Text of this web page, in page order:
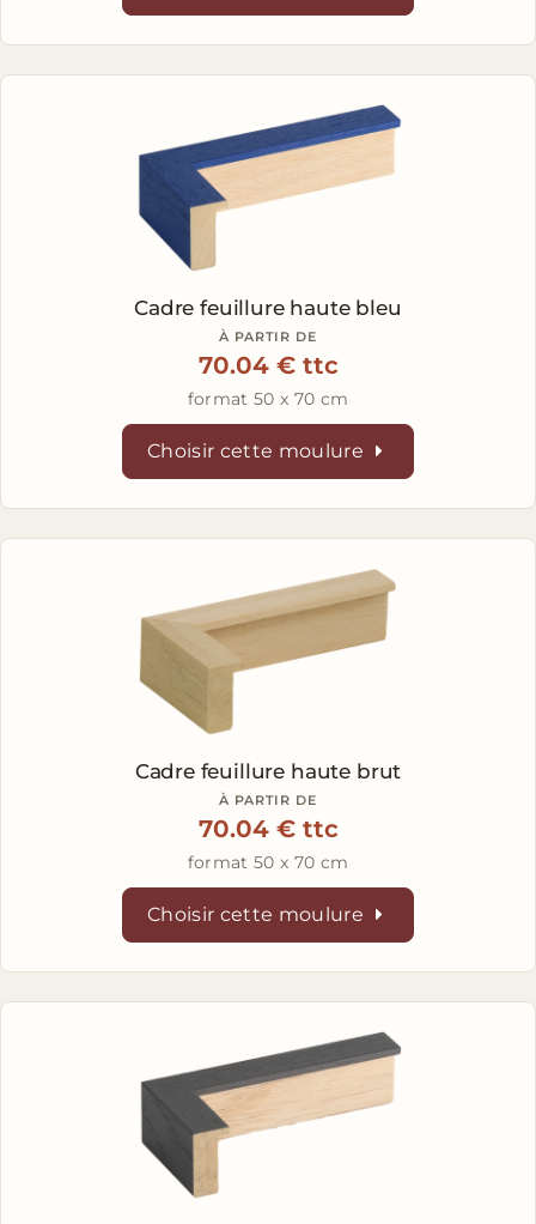
Cadre feuillure haute bleu
À PARTIR DE
70.04 € ttc
format 50 x 70 cm
Choisir cette moulure
Cadre feuillure haute brut
À PARTIR DE
70.04 € ttc
format 50 x 70 cm
Choisir cette moulure